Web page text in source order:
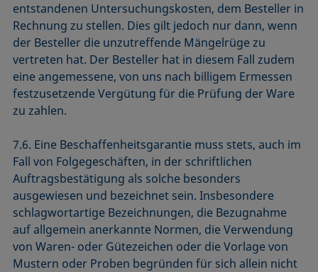
entstandenen Untersuchungskosten, dem Besteller in
Rechnung zu stellen. Dies gilt jedoch nur dann, wenn
der Besteller die unzutreffende Mängelrüge zu
vertreten hat. Der Besteller hat in diesem Fall zudem
eine angemessene, von uns nach billigem Ermessen
festzusetzende Vergütung für die Prüfung der Ware
zu zahlen.
7.6. Eine Beschaffenheitsgarantie muss stets, auch im
Fall von Folgegeschäften, in der schriftlichen
Auftragsbestätigung als solche besonders
ausgewiesen und bezeichnet sein. Insbesondere
schlagwortartige Bezeichnungen, die Bezugnahme
auf allgemein anerkannte Normen, die Verwendung
von Waren- oder Gütezeichen oder die Vorlage von
Mustern oder Proben begründen für sich allein nicht